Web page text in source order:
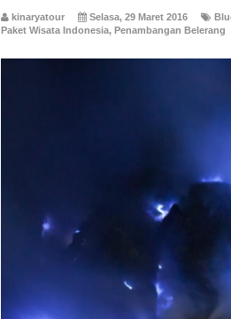
kinaryatour Selasa, 29 Maret 2016
Paket Wisata Indonesia, Penambangan Belerang